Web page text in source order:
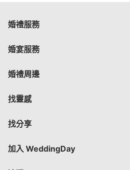
婚禮服務
婚宴服務
婚禮周邊
找靈感
找分享
加入 WeddingDay